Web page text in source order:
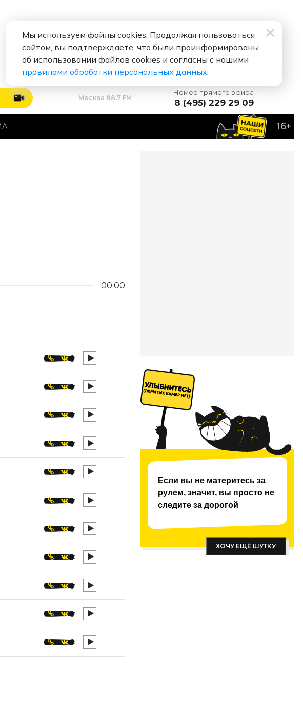
Москва 88.7 FM
Номер прямого эфира
8 (495) 229 29 09
16+
00:00
Если вы не материтесь за
рулем, значит, вы просто не
следите за дорогой
ХОЧУ ЕЩЁ ШУТКУ
Мы используем файлы cookies. Продолжая пользоваться
сайтом, вы подтверждаете, что были проинформированы
об использовании файлов cookies и согласны с нашими
правилами обработки персональных данных.